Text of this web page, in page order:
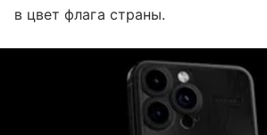
в цвет флага страны.